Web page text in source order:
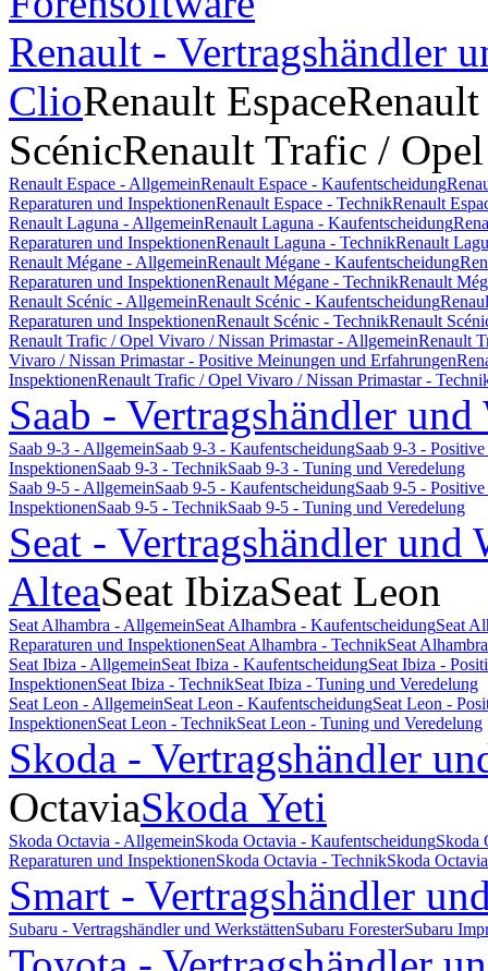
Renault - Vertragshändler
ClioRenault Espace
ScénicRenault Trafic /
Renault Espace - AllgemeinRenault Espace - Kaufentscheidung
Reparaturen und InspektionenRenault Espace - TechnikRenault
Renault Laguna - AllgemeinRenault Laguna - Kaufentscheidung
Reparaturen und InspektionenRenault Laguna - TechnikRenault
Renault Mégane - AllgemeinRenault Mégane - Kaufentscheidung
Reparaturen und InspektionenRenault Mégane - TechnikRenault
Renault Scénic - AllgemeinRenault Scénic - Kaufentscheidung
Reparaturen und InspektionenRenault Scénic - TechnikRenault
Renault Trafic / Opel Vivaro / Nissan Primastar - AllgemeinRenault
Vivaro / Nissan Primastar - Positive Meinungen und Erfahrungen
InspektionenRenault Trafic / Opel Vivaro / Nissan Primastar -
Saab - Vertragshändler und
Saab 9-3 - AllgemeinSaab 9-3 - KaufentscheidungSaab 9-3 -
InspektionenSaab 9-3 - TechnikSaab 9-3 - Tuning und Veredelung
Saab 9-5 - AllgemeinSaab 9-5 - KaufentscheidungSaab 9-5 -
InspektionenSaab 9-5 - TechnikSaab 9-5 - Tuning und Veredelung
Seat - Vertragshändler und
AlteaSeat IbizaSeat Leon
Seat Alhambra - AllgemeinSeat Alhambra - KaufentscheidungSeat
Reparaturen und InspektionenSeat Alhambra - TechnikSeat
Seat Ibiza - AllgemeinSeat Ibiza - KaufentscheidungSeat Ibiza -
InspektionenSeat Ibiza - TechnikSeat Ibiza - Tuning und Veredelung
Seat Leon - AllgemeinSeat Leon - KaufentscheidungSeat Leon -
InspektionenSeat Leon - TechnikSeat Leon - Tuning und Veredelung
Skoda - Vertragshändler
OctaviaSkoda Yeti
Skoda Octavia - AllgemeinSkoda Octavia - KaufentscheidungSkoda
Reparaturen und InspektionenSkoda Octavia - TechnikSkoda
Smart - Vertragshändler
Subaru - Vertragshändler und WerkstättenSubaru ForesterSubaru